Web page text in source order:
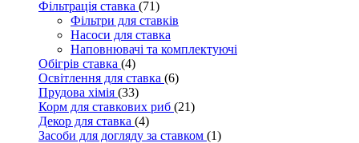
Фільтрація ставка (71)
Фільтри для ставків
Насоси для ставка
Наповнювачі та комплектуючі
Обігрів ставка (4)
Освітлення для ставка (6)
Прудова хімія (33)
Корм для ставкових риб (21)
Декор для ставка (4)
Засоби для догляду за ставком (1)